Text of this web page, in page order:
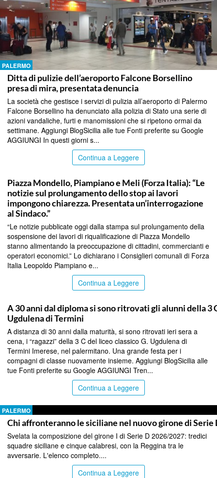
PALERMO
Ditta di pulizie dell’aeroporto Falcone Borsellino
presa di mira, presentata denuncia
La società che gestisce i servizi di pulizia all’aeroporto di Palermo
Falcone Borsellino ha denunciato alla polizia di Stato una serie di
azioni vandaliche, furti e manomissioni che si ripetono ormai da
settimane. Aggiungi BlogSicilia alle tue Fonti preferite su Google
AGGIUNGI In questi giorni s...
Continua a Leggere
Piazza Mondello, Piampiano e Meli (Forza Italia): “Le
notizie sul prolungamento dello stop ai lavori
impongono chiarezza. Presentata un’interrogazione
al Sindaco.”
“Le notizie pubblicate oggi dalla stampa sul prolungamento della
sospensione dei lavori di riqualificazione di Piazza Mondello
stanno alimentando la preoccupazione di cittadini, commercianti e
operatori economici.” Lo dichiarano i Consiglieri comunali di Forza
Italia Leopoldo Piampiano e...
Continua a Leggere
A 30 anni dal diploma si sono ritrovati gli alunni della 3
Ugdulena di Termini
A distanza di 30 anni dalla maturità, si sono ritrovati ieri sera a
cena, i “ragazzi” della 3 C del liceo classico G. Ugdulena di
Termini Imerese, nel palermitano. Una grande festa per i
compagni di classe nuovamente insieme. Aggiungi BlogSicilia alle
tue Fonti preferite su Google AGGIUNGI Tren...
Continua a Leggere
PALERMO
Chi affronteranno le siciliane nel nuovo girone di Serie
Svelata la composizione del girone I di Serie D 2026/2027: tredici
squadre siciliane e cinque calabresi, con la Reggina tra le
avversarie. L'elenco completo....
Continua a Leggere